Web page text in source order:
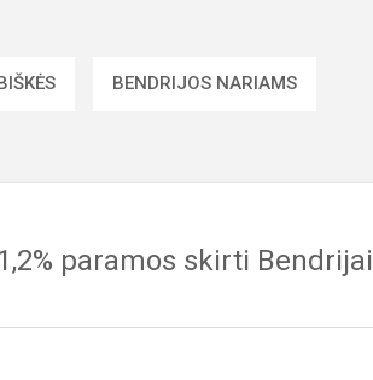
BENDRIJOS NARIAMS
paramos skirti Bendrijai